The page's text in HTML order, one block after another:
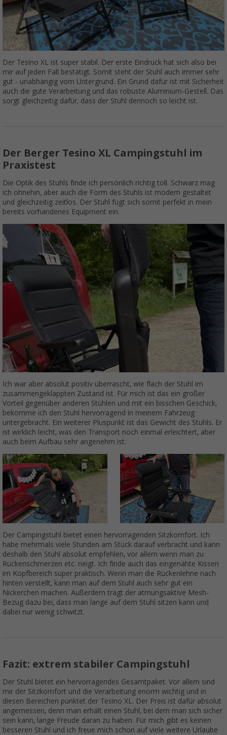
Der Tesino XL ist super stabil. Der erste Eindruck hat sich also bei
mir auf jeden Fall bestätigt. Somit steht der Stuhl auch immer sehr
gut - unabhängig vom Untergrund. Ein Grund dafür ist mit Sicherheit
auch die gute Verarbeitung und das robuste Aluminium-Gestell. Das
sorgt gleichzeitig dafür, dass der Stuhl dennoch so leicht ist.
Der Berger Tesino XL Campingstuhl im
Praxistest
Die Optik des Stuhls finde ich persönlich richtig toll. Schwarz mag
ich ohnehin, aber auch die Form des Stuhls ist modern gestaltet
und gleichzeitig zeitlos. Der Stuhl fügt sich somit perfekt in mein
bereits vorhandenes Equipment ein.
Ich war aber absolut positiv überrascht, wie flach der Stuhl im
zusammengeklappten Zustand ist. Für mich ist das ein großer
Vorteil gegenüber anderen Stühlen und mit ein bisschen Geschick,
bekomme ich den Stuhl hervorragend in meinem Fahrzeug
untergebracht. Ein weiterer Pluspunkt ist das Gewicht des Stuhls. Er
ist wirklich leicht, was den Transport noch einmal erleichtert, aber
auch beim Aufbau sehr angenehm ist.
Der Campingstuhl bietet einen hervorragenden Sitzkomfort. Ich
habe mehrmals viele Stunden am Stück darauf verbracht und kann
deshalb den Stuhl absolut empfehlen, vor allem wenn man zu
Rückenschmerzen etc. neigt. Ich finde auch das eingenähte Kissen
im Kopfbereich super praktisch. Wenn man die Rückenlehne nach
hinten verstellt, kann man auf dem Stuhl auch sehr gut ein
Nickerchen machen. Außerdem trägt der atmungsaktive Mesh-
Bezug dazu bei, dass man lange auf dem Stuhl sitzen kann und
dabei nur wenig schwitzt.
Fazit: extrem stabiler Campingstuhl
Der Stuhl bietet ein hervorragendes Gesamtpaket. Vor allem sind
mir der Sitzkomfort und die Verarbeitung enorm wichtig und in
diesen Bereichen punktet der Tesino XL. Der Preis ist dafür absolut
angemessen, denn man erhält einen Stuhl, bei dem man sich sicher
sein kann, lange Freude daran zu haben. Für mich gibt es keinen
besseren Stuhl und ich freue mich schon auf viele weitere Urlaube